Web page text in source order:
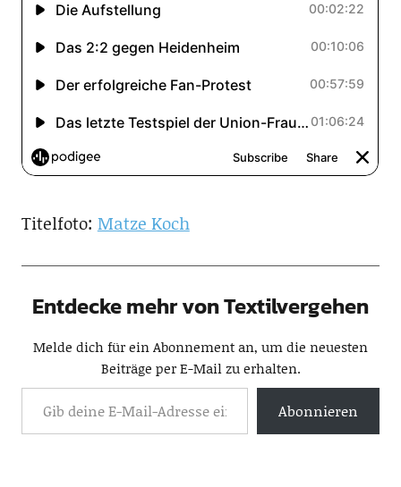
Titelfoto: Matze Koch
Entdecke mehr von Textilvergehen
Melde dich für ein Abonnement an, um die neuesten
Beiträge per E-Mail zu erhalten.
Abonnieren